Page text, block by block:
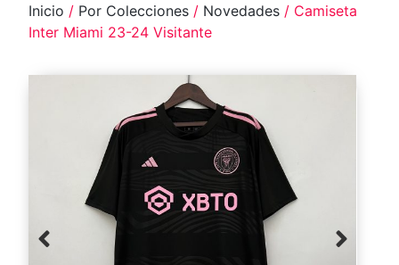
Inicio / Por Colecciones / Novedades / Camiseta
Inter Miami 23-24 Visitante